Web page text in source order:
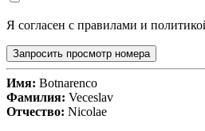
Я согласен с правилами и
Запросить просмотр номера
Имя: Botnarenco
Фамилия: Veceslav
Отчество: Nicolae